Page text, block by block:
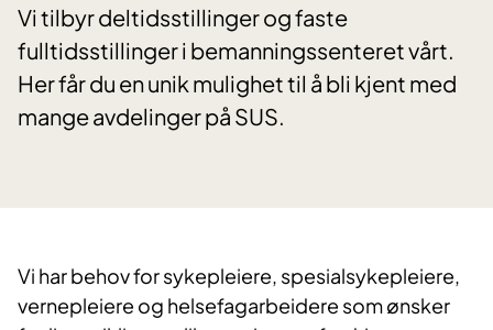
Vi tilbyr deltidsstillinger og faste
fulltidsstillinger i bemanningssenteret vårt.
Her får du en unik mulighet til å bli kjent med
mange avdelinger på SUS.
Vi har behov for sykepleiere, spesialsykepleiere,
vernepleiere og helsefagarbeidere som ønsker